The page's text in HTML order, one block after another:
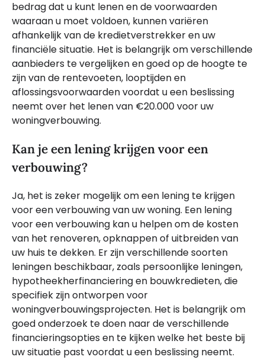
bedrag dat u kunt lenen en de voorwaarden
waaraan u moet voldoen, kunnen variëren
afhankelijk van de kredietverstrekker en uw
financiële situatie. Het is belangrijk om verschillende
aanbieders te vergelijken en goed op de hoogte te
zijn van de rentevoeten, looptijden en
aflossingsvoorwaarden voordat u een beslissing
neemt over het lenen van €20.000 voor uw
woningverbouwing.
Kan je een lening krijgen voor een
verbouwing?
Ja, het is zeker mogelijk om een lening te krijgen
voor een verbouwing van uw woning. Een lening
voor een verbouwing kan u helpen om de kosten
van het renoveren, opknappen of uitbreiden van
uw huis te dekken. Er zijn verschillende soorten
leningen beschikbaar, zoals persoonlijke leningen,
hypotheekherfinanciering en bouwkredieten, die
specifiek zijn ontworpen voor
woningverbouwingsprojecten. Het is belangrijk om
goed onderzoek te doen naar de verschillende
financieringsopties en te kijken welke het beste bij
uw situatie past voordat u een beslissing neemt.